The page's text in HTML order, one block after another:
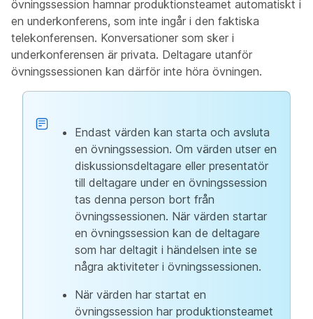
övningssession hamnar produktionsteamet automatiskt i
en underkonferens, som inte ingår i den faktiska
telekonferensen. Konversationer som sker i
underkonferensen är privata. Deltagare utanför
övningssessionen kan därför inte höra övningen.
Endast värden kan starta och avsluta
en övningssession. Om värden utser en
diskussionsdeltagare eller presentatör
till deltagare under en övningssession
tas denna person bort från
övningssessionen. När värden startar
en övningssession kan de deltagare
som har deltagit i händelsen inte se
några aktiviteter i övningssessionen.
När värden har startat en
övningssession har produktionsteamet